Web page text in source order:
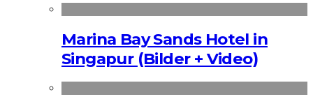
Marina Bay Sands Hotel in
Singapur (Bilder + Video)